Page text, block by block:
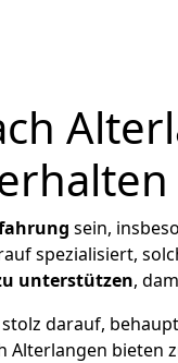
sein,
spezialisiert,
unterstützen,
darauf,
Alterlangen bieten